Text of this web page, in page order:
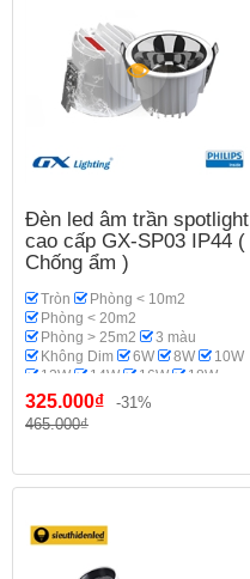
Đèn led âm trần spotlight
cao cấp GX-SP03 IP44 (
Chống ẩm )
Tròn
Phòng < 10m2
Phòng < 20m2
Phòng > 25m2
3 màu
Không Dim
6W 8W
10W
12W
14W 16W
18W
20W
Spotlight
Phi 95
GX Lighting
325.000₫
-31%
465.000₫